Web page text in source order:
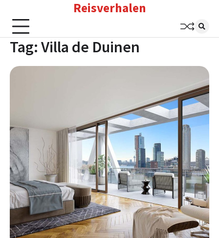
content
Reisverhalen
Tag: Villa de Duinen